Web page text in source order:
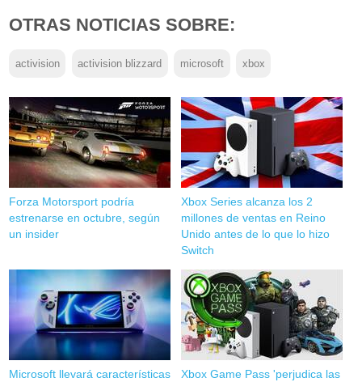
OTRAS NOTICIAS SOBRE:
activision activision blizzard microsoft xbox
Forza Motorsport podría
estrenarse en octubre, según
un insider
Xbox Series alcanza los 2
millones de ventas en Reino
Unido antes de lo que lo hizo
Switch
Microsoft llevará características
Xbox Game Pass 'perjudica las